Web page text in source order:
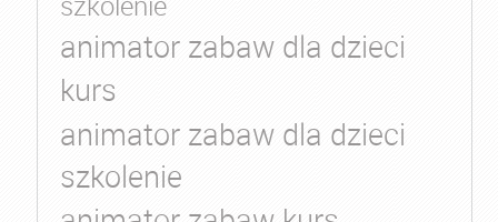
animator zabaw dla dzieci
kurs
animator zabaw dla dzieci
szkolenie